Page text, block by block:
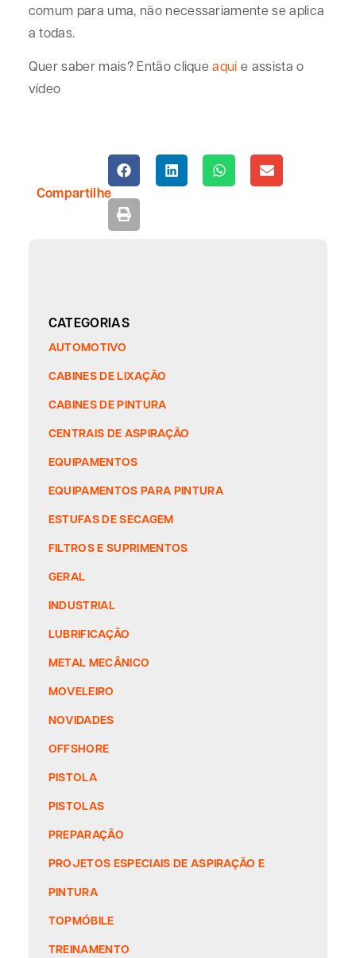
comum para uma, não necessariamente se aplica
a todas.
Quer saber mais? Então cliqueaqui e assista o
vídeo
Compartilhe
CATEGORIAS
AUTOMOTIVO
CABINES DE LIXAÇÃO
CABINES DE PINTURA
CENTRAIS DE ASPIRAÇÃO
EQUIPAMENTOS
EQUIPAMENTOS PARA PINTURA
ESTUFAS DE SECAGEM
FILTROS E SUPRIMENTOS
GERAL
INDUSTRIAL
LUBRIFICAÇÃO
METAL MECÂNICO
MOVELEIRO
NOVIDADES
OFFSHORE
PISTOLA
PISTOLAS
PREPARAÇÃO
PROJETOS ESPECIAIS DE ASPIRAÇÃO E
PINTURA
TOPMÓBILE
TREINAMENTO